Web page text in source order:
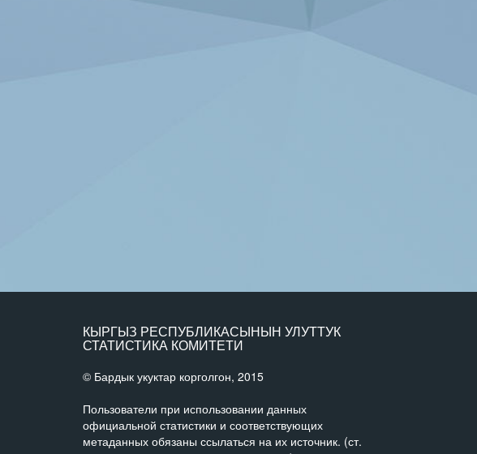
КЫРГЫЗ РЕСПУБЛИКАСЫНЫН УЛУТТУК
СТАТИСТИКА КОМИТЕТИ
© Бардык укуктар корголгон, 2015
Пользователи при использовании данных
официальной статистики и соответствующих
метаданных обязаны ссылаться на их источник. (ст.